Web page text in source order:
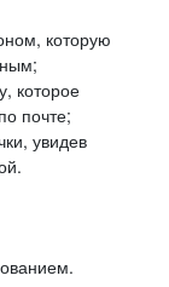
которую
которое
почте;
увидев